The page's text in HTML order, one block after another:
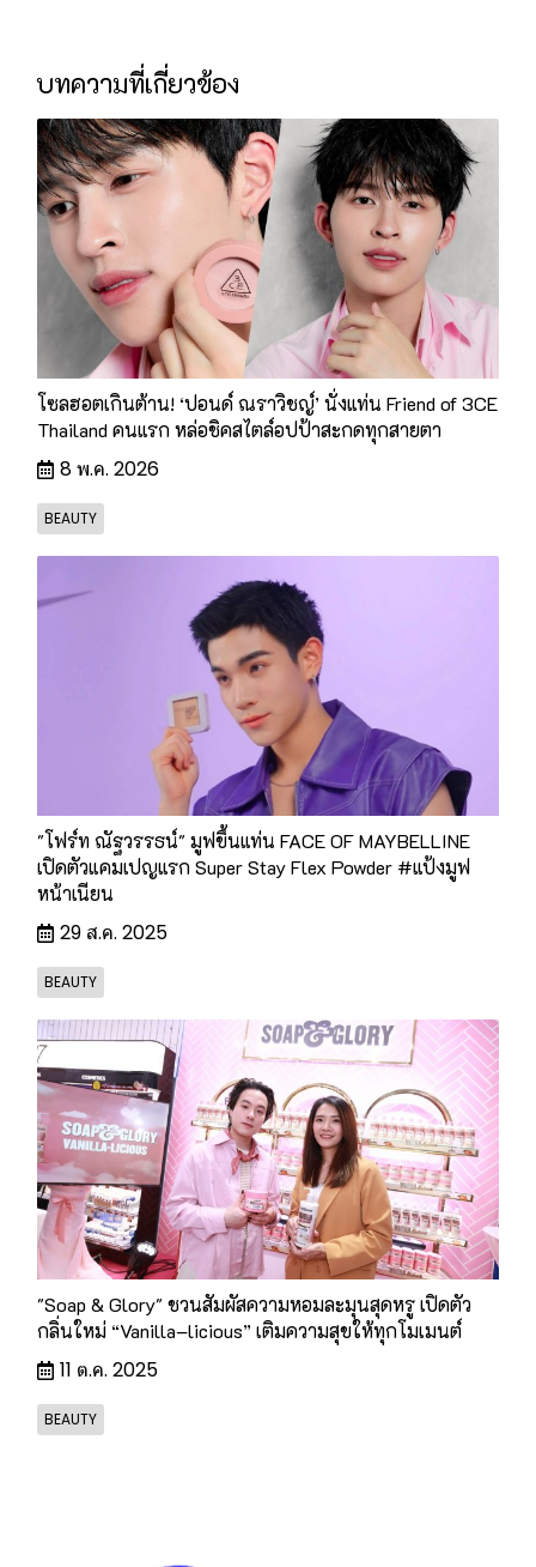
บทความที่เกี่ยวข้อง
โซลฮอตเกินต้าน! ‘ปอนด์ ณราวิชญ์’ นั่งแท่น Friend of 3CE
Thailand คนแรก หล่อชิคสไตล์อปป้าสะกดทุกสายตา
8 พ.ค. 2026
BEAUTY
"โฟร์ท ณัฐวรรธน์" มูฟขึ้นแท่น FACE OF MAYBELLINE
เปิดตัวแคมเปญแรก Super Stay Flex Powder #แป้งมูฟ
หน้าเนียน
29 ส.ค. 2025
BEAUTY
"Soap & Glory" ชวนสัมผัสความหอมละมุนสุดหรู เปิดตัว
กลิ่นใหม่ “Vanilla–licious” เติมความสุขให้ทุกโมเมนต์
11 ต.ค. 2025
BEAUTY